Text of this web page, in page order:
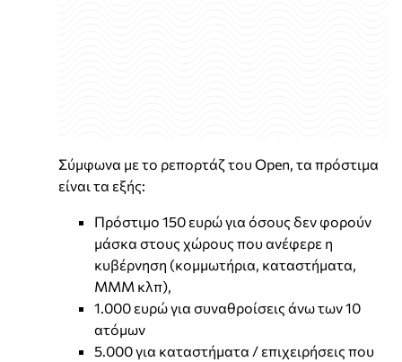
Σύμφωνα με το ρεπορτάζ του Open, τα πρόστιμα
είναι τα εξής:
Πρόστιμο 150 ευρώ για όσους δεν φορούν
μάσκα στους χώρους που ανέφερε η
κυβέρνηση (κομμωτήρια, καταστήματα,
ΜΜΜ κλπ),
1.000 ευρώ για συναθροίσεις άνω των 10
ατόμων
5.000 για καταστήματα / επιχειρήσεις που